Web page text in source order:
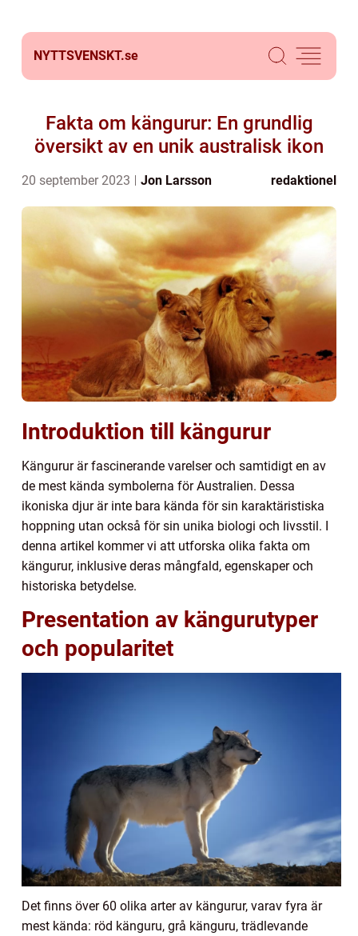
NYTTSVENSKT.se
Fakta om kängurur: En grundlig
översikt av en unik australisk ikon
20 september 2023 Jon Larsson redaktionel
Introduktion till kängurur
Kängurur är fascinerande varelser och samtidigt en av
de mest kända symbolerna för Australien. Dessa
ikoniska djur är inte bara kända för sin karaktäristiska
hoppning utan också för sin unika biologi och livsstil. I
denna artikel kommer vi att utforska olika fakta om
kängurur, inklusive deras mångfald, egenskaper och
historiska betydelse.
Presentation av kängurutyper
och popularitet
Det finns över 60 olika arter av kängurur, varav fyra är
mest kända: röd känguru, grå känguru, trädlevande